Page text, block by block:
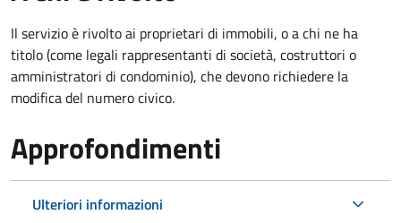
Il servizio è rivolto ai proprietari di immobili, o a chi ne ha
titolo (come legali rappresentanti di società, costruttori o
amministratori di condominio), che devono richiedere la
modifica del numero civico.
Approfondimenti
Ulteriori informazioni